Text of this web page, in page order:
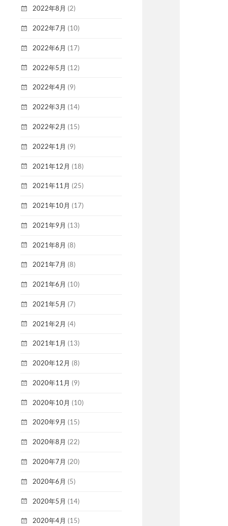
2022年8月 (2)
2022年7月 (10)
2022年6月 (17)
2022年5月 (12)
2022年4月 (9)
2022年3月 (14)
2022年2月 (15)
2022年1月 (9)
2021年12月 (18)
2021年11月 (25)
2021年10月 (17)
2021年9月 (13)
2021年8月 (8)
2021年7月 (8)
2021年6月 (10)
2021年5月 (7)
2021年2月 (4)
2021年1月 (13)
2020年12月 (8)
2020年11月 (9)
2020年10月 (10)
2020年9月 (15)
2020年8月 (22)
2020年7月 (20)
2020年6月 (5)
2020年5月 (14)
2020年4月 (15)